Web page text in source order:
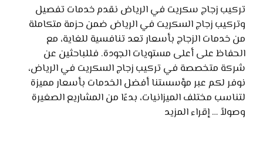
تركيب زجاج سكريت في الرياض نقدم خدمات تفصيل
وتركيب زجاج السكريت في الرياض ضمن حزمة متكاملة
من خدمات الزجاج بأسعار تعد تنافسية للغاية، مع
الحفاظ على أعلى مستويات الجودة. فللباحثين عن
شركة متخصصة في تركيب زجاج السكريت في الرياض،
نوفر لكم عبر مؤسستنا أفضل الخدمات بأسعار مميزة
لتناسب مختلف الميزانيات، بدءًا من المشاريع الصغيرة
وصولاً …إقراء المزيد